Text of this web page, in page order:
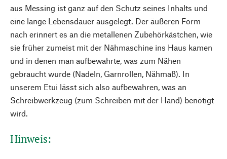
aus Messing ist ganz auf den Schutz seines Inhalts und
eine lange Lebensdauer ausgelegt. Der äußeren Form
nach erinnert es an die metallenen Zubehörkästchen, wie
sie früher zumeist mit der Nähmaschine ins Haus kamen
und in denen man aufbewahrte, was zum Nähen
gebraucht wurde (Nadeln, Garnrollen, Nähmaß). In
unserem Etui lässt sich also aufbewahren, was an
Schreibwerkzeug (zum Schreiben mit der Hand) benötigt
wird.
Hinweis: